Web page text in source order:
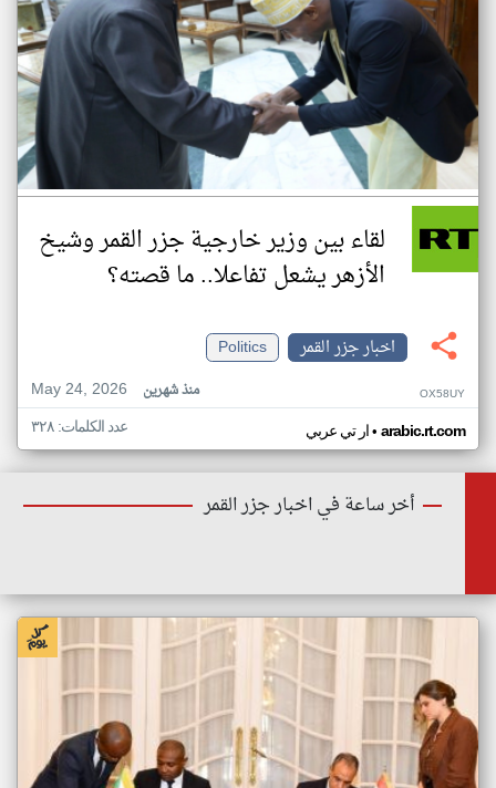
لقاء بين وزير خارجية جزر القمر وشيخ
الأزهر يشعل تفاعلا.. ما قصته؟
اخبار جزر القمر
Politics
May 24, 2026
منذ شهرين OX58UY
ار تي عربي• arabic.rt.com عدد الكلمات: ٣٢٨
أخر ساعة في اخبار جزر القمر